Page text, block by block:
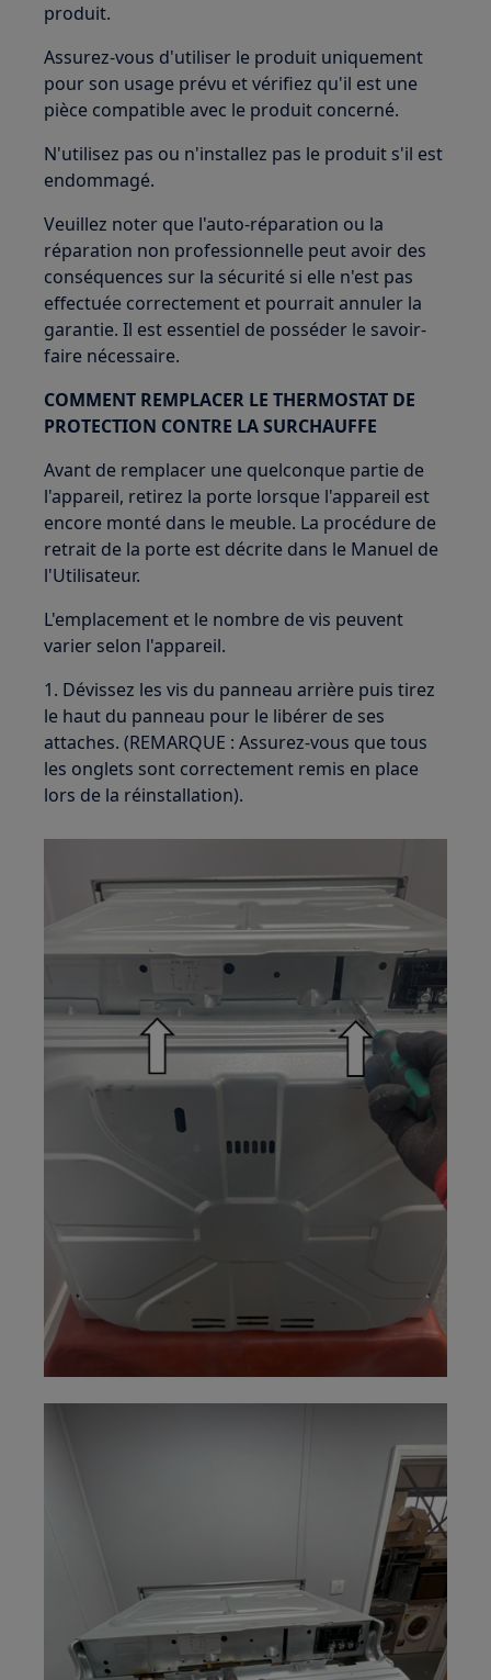
produit.
Assurez-vous d'utiliser le produit uniquement
pour son usage prévu et vérifiez qu'il est une
pièce compatible avec le produit concerné.
N'utilisez pas ou n'installez pas le produit s'il est
endommagé.
Veuillez noter que l'auto-réparation ou la
réparation non professionnelle peut avoir des
conséquences sur la sécurité si elle n'est pas
effectuée correctement et pourrait annuler la
garantie. Il est essentiel de posséder le savoir-
faire nécessaire.
COMMENT REMPLACER LE THERMOSTAT DE
PROTECTION CONTRE LA SURCHAUFFE
Avant de remplacer une quelconque partie de
l'appareil, retirez la porte lorsque l'appareil est
encore monté dans le meuble. La procédure de
retrait de la porte est décrite dans le Manuel de
l'Utilisateur.
L'emplacement et le nombre de vis peuvent
varier selon l'appareil.
1. Dévissez les vis du panneau arrière puis tirez
le haut du panneau pour le libérer de ses
attaches. (REMARQUE : Assurez-vous que tous
les onglets sont correctement remis en place
lors de la réinstallation).